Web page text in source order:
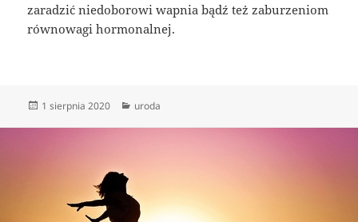
zaradzić niedoborowi wapnia bądź też zaburzeniom
równowagi hormonalnej.
Data
1 sierpnia 2020 Kategorie
uroda